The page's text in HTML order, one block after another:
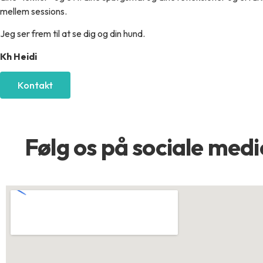
mellem sessions.
Jeg ser frem til at se dig og din hund.
Kh Heidi
Kontakt
Følg os ​på sociale